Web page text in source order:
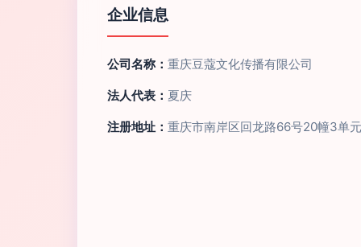
企业信息
公司名称： 重庆豆蔻文化传播有限公司
法人代表： 夏庆
注册地址： 重庆市南岸区回龙路66号20幢3单